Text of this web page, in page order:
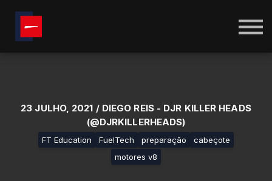
ENTRAR
23 JULHO, 2021 / DIEGO REIS - DJR KILLER HEADS
(@DJRKILLERHEADS)
FT Education FuelTech preparação
cabeçote
motores v8